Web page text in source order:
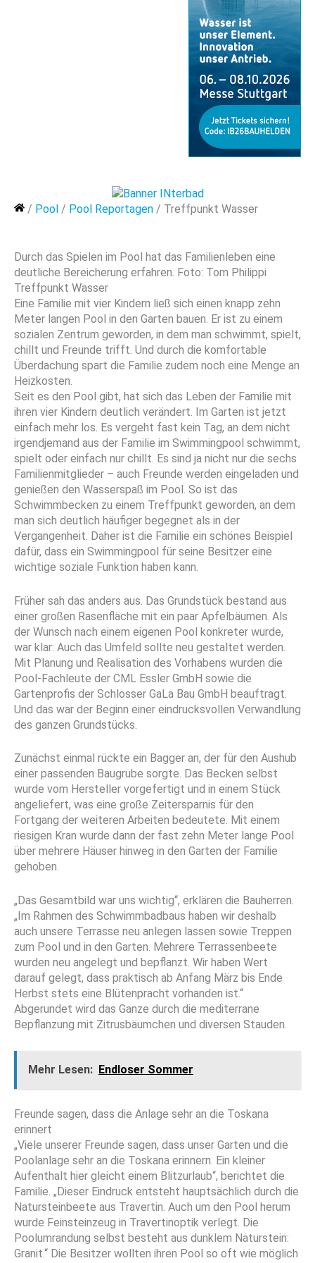
Home
/ Pool / Pool Reportagen / Treffpunkt Wasser
Durch das Spielen im Pool hat das Familienleben eine
deutliche Bereicherung erfahren. Foto: Tom Philippi
Treffpunkt Wasser
Eine Familie mit vier Kindern ließ sich einen knapp zehn
Meter langen Pool in den Garten bauen. Er ist zu einem
sozialen Zentrum geworden, in dem man schwimmt, spielt,
chillt und Freunde trifft. Und durch die komfortable
Überdachung spart die Familie zudem noch eine Menge an
Heizkosten.
Seit es den Pool gibt, hat sich das Le­ben der Familie mit
ihren vier Kindern deutlich verändert. Im Garten ist jetzt
einfach mehr los. Es vergeht fast kein Tag, an dem nicht
irgend­jemand aus der Familie im Swimmingpool schwimmt,
spielt oder einfach nur chillt. Es sind ja nicht nur die sechs
Familienmitglieder – auch Freunde werden eingeladen und
ge­nießen den Wasserspaß im Pool. So ist das
Schwimmbecken zu einem Treffpunkt gewor­den, an dem
man sich deutlich häufiger be­gegnet als in der
Vergangenheit. Daher ist die Familie ein schönes Beispiel
dafür, dass ein Swimmingpool für seine Besitzer eine
wichti­ge soziale Funktion haben kann.
Früher sah das anders aus. Das Grundstück bestand aus
einer großen Rasenfläche mit ein paar Apfelbäumen. Als
der Wunsch nach einem eigenen Pool konkreter wurde,
war klar: Auch das Umfeld sollte neu gestaltet werden.
Mit Planung und Realisation des Vorhabens wurden die
Pool-Fachleute der CML Essler GmbH sowie die
Gartenprofis der Schlosser GaLa Bau GmbH beauftragt.
Und das war der Beginn einer eindrucksvollen Verwandlung
des ganzen Grundstücks.
Zunächst einmal rückte ein Bagger an, der für den Aushub
einer passenden Baugrube sorgte. Das Becken selbst
wurde vom Hersteller vorgefertigt und in einem Stück
angeliefert, was eine große Zeitersparnis für den
Fortgang der weiteren Arbeiten bedeutete. Mit einem
riesigen Kran wurde dann der fast zehn Meter lange Pool
über mehrere Häuser hinweg in den Garten der Familie
gehoben.
„Das Gesamtbild war uns wichtig“, erklären die Bauherren.
„Im Rahmen des Schwimmbad­baus haben wir deshalb
auch unsere Terrasse neu anlegen lassen sowie Treppen
zum Pool und in den Garten. Mehrere Terrassenbeete
wurden neu angelegt und bepflanzt. Wir ha­ben Wert
darauf gelegt, dass praktisch ab An­fang März bis Ende
Herbst stets eine Blüten­pracht vorhanden ist.“
Abgerundet wird das Ganze durch die mediterrane
Bepflanzung mit Zitrusbäumchen und diversen Stauden.
Mehr Lesen: Endloser Sommer
Freunde sagen, dass die Anlage sehr an die Toskana
erinnert
„Viele unserer Freunde sagen, dass unser Gar­ten und die
Poolanlage sehr an die Toskana erinnern. Ein kleiner
Aufenthalt hier gleicht ei­nem Blitzurlaub“, berichtet die
Familie. „Dieser Eindruck entsteht hauptsächlich durch die
Na­tursteinbeete aus Travertin. Auch um den Pool herum
wurde Feinsteinzeug in Travertinoptik verlegt. Die
Poolumrandung selbst besteht aus dunklem Naturstein:
Granit.“ Die Besitzer wollten ihren Pool so oft wie möglich